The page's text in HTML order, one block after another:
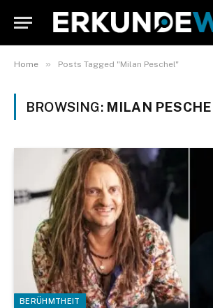
Home » Posts Tagged "Milan Peschel"
BROWSING: MILAN
BERÜHMTHEIT